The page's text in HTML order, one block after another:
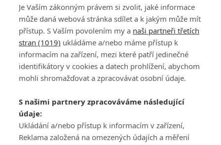
PŘIHLÁSIT
REGISTROVAT
DISKUZE
Šéfredaktorkou webu jePetr Slavík, e-mailserialy@fandimefilmu.cz
Máte-li zájem o inzerci na našem webu napište nám na e-mail
studio@koncal.com
Ochrana osobních údajů|Zásady používání cookies |Pravidla webu
Je Vaším zákonným právem si zvolit, jaké informace
může daná webová stránka sdílet a k jakým může mít
přístup. S Vaším povolením my a naši partneři třetích
stran (1019) ukládáme a/nebo máme přístup k
informacím na zařízení, mezi které patří jedinečné
identifikátory v cookies a datech prohlížení, abychom
mohli shromažďovat a zpracovávat osobní údaje.
S našimi partnery zpracováváme následující
údaje:
Ukládání a/nebo přístup k informacím v zařízení,
Reklama založená na omezených údajích a měření